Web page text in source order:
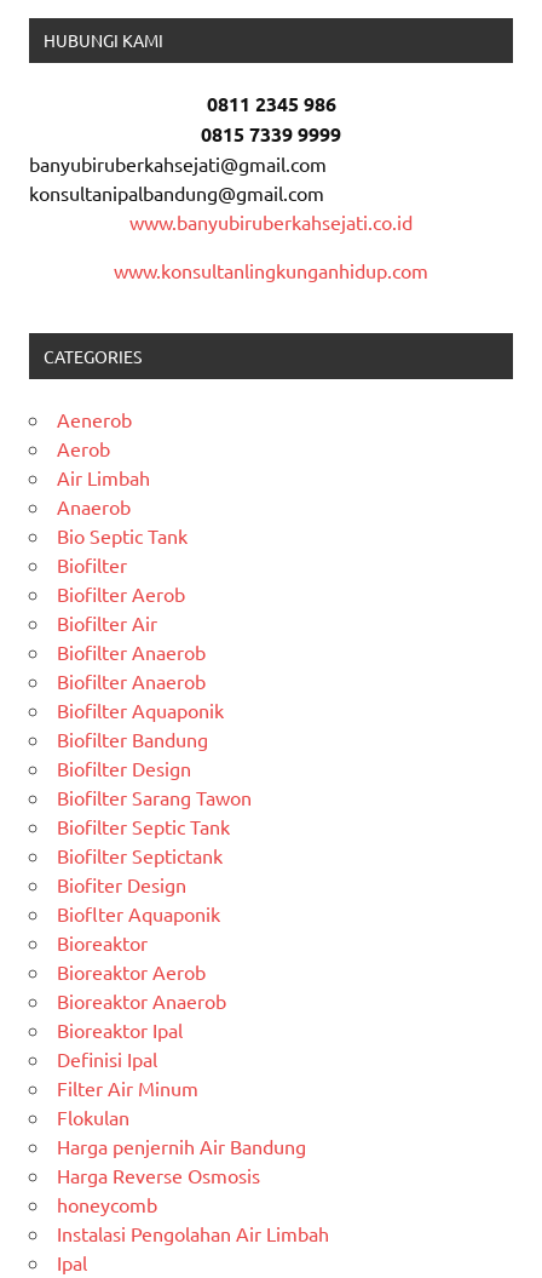
HUBUNGI KAMI
0811 2345 986
0815 7339 9999
banyubiruberkahsejati@gmail.com
konsultanipalbandung@gmail.com
www.banyubiruberkahsejati.co.id
www.konsultanlingkunganhidup.com
CATEGORIES
Aenerob
Aerob
Air Limbah
Anaerob
Bio Septic Tank
Biofilter
Biofilter Aerob
Biofilter Air
Biofilter Anaerob
Biofilter Anaerob
Biofilter Aquaponik
Biofilter Bandung
Biofilter Design
Biofilter Sarang Tawon
Biofilter Septic Tank
Biofilter Septictank
Biofiter Design
Bioflter Aquaponik
Bioreaktor
Bioreaktor Aerob
Bioreaktor Anaerob
Bioreaktor Ipal
Definisi Ipal
Filter Air Minum
Flokulan
Harga penjernih Air Bandung
Harga Reverse Osmosis
honeycomb
Instalasi Pengolahan Air Limbah
Ipal